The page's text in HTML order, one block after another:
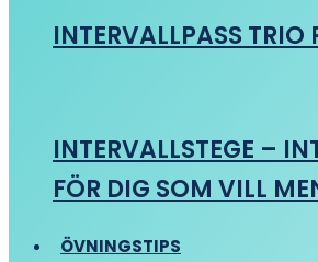
INTERVALLPASS TRIO
INTERVALLSTEGE –
FÖR DIG SOM VILL
ÖVNINGSTIPS